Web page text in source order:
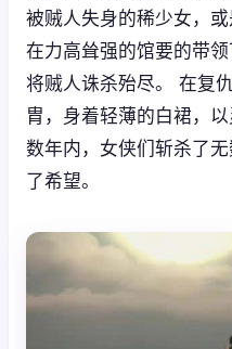
被贼人失身的稀少女，
在力高耸强的馆要的带
将贼人诛杀殆尽。 在复
胄，身着轻薄的白裙，
数年内，女侠们斩杀了
了希望。